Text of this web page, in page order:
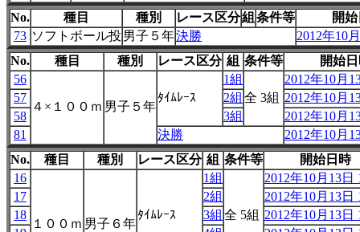
No.
種目 種別 レース区分組 条件等
開
73 ソフトボール投 男子５年決勝
2012年10
No.
種目 種別 レース区分 組 条件等
開始
56
４×１００ｍ 男子５年
ﾀｲﾑﾚｰｽ
1組
全 3組
2012年10月
57
2組
2012年10月
58
3組
2012年10月
81
決勝
2012年10月
No.
種目 種別 レース区分 組 条件等
開始日時
16
１００ｍ 男子６年
ﾀｲﾑﾚｰｽ
1組
全 5組
2012年10月13日
17
2組
2012年10月13日
18
3組
2012年10月13日